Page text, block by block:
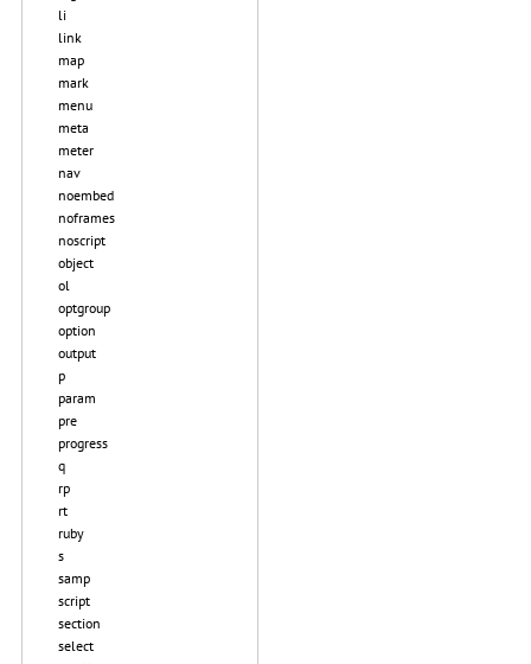
li
link
map
mark
menu
meta
meter
nav
noembed
noframes
noscript
object
ol
optgroup
option
output
p
param
pre
progress
q
rp
rt
ruby
s
samp
script
section
select